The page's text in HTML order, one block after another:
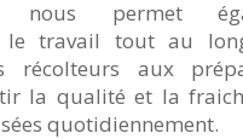
nous permet
le travail tout au
récolteurs aux
la qualité et la
quotidiennement.